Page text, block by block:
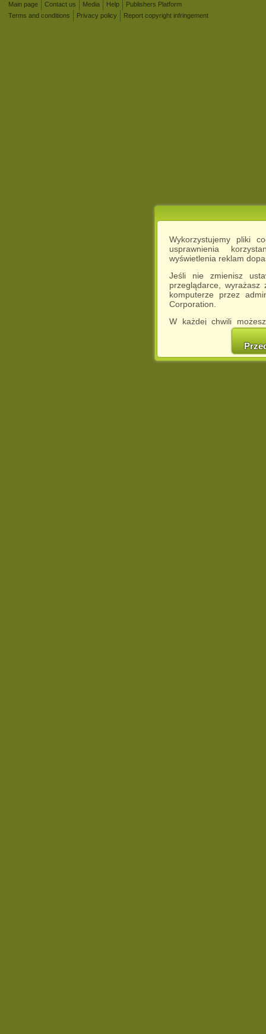
Wykorzystujemy pliki
usprawnienia
wyświetlenia reklam
Jeśli nie zmienisz
przeglądarce,
komputerze przez
Corporation.
W każdej chwili
cookies w swojej
w naszej
http://chomikuj.pl/
Main page Contact us Media Help
Publishers Platform
Terms and conditions
Privacy policy Report copyright infringement